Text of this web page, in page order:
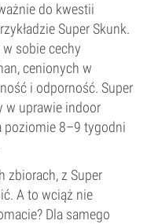
do kwestii
Super Skunk.
w sobie cechy
cenionych w
i odporność. Super
w uprawie indoor
poziomie 8–9 tygodni
zbiorach, z Super
A to wciąż nie
Dla samego